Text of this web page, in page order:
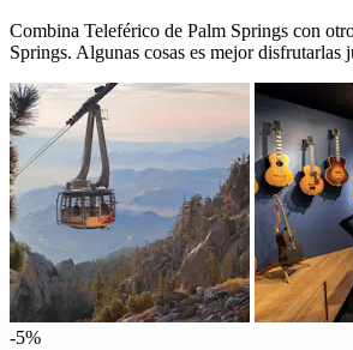
Combina Teleférico de Palm Springs con
Springs. Algunas cosas es mejor disfrutarlas
-5%